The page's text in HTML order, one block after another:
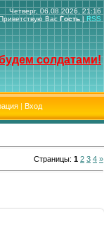
Четверг, 06.08.2026, 21:16
Вас Гость | RSS
солдатами!
| Вход
Страницы: 1 2 3 4 »